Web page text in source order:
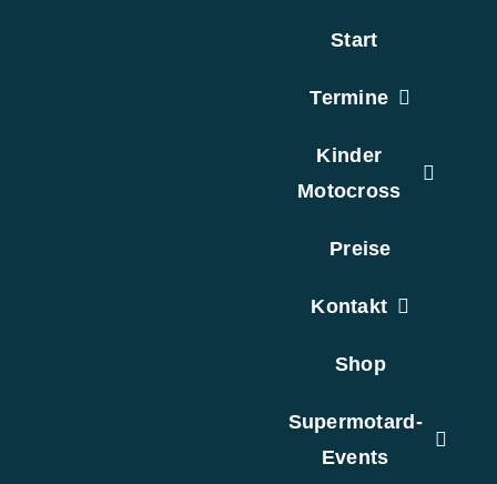
Start
Termine
Kinder
Motocross
Preise
Kontakt
Shop
Supermotard-
Events